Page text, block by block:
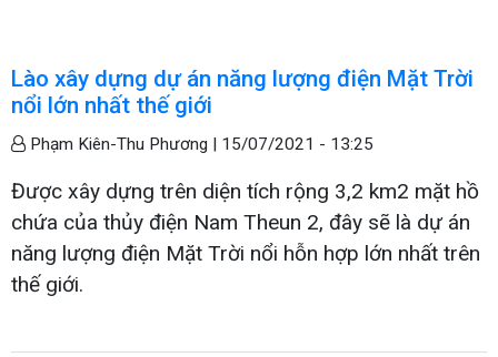
Lào xây dựng dự án năng lượng điện Mặt Trời
nổi lớn nhất thế giới
Phạm Kiên-Thu Phương | 15/07/2021 - 13:25
Được xây dựng trên diện tích rộng 3,2 km2 mặt hồ
chứa của thủy điện Nam Theun 2, đây sẽ là dự án
năng lượng điện Mặt Trời nổi hỗn hợp lớn nhất trên
thế giới.